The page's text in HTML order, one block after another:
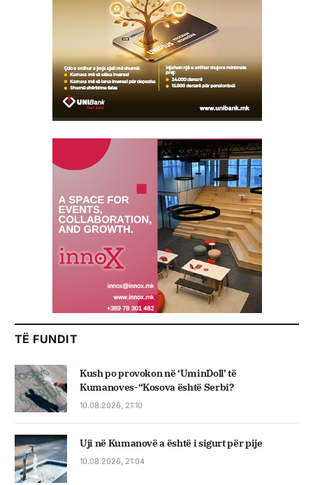
TË FUNDIT
Kush po provokon në ‘UminDoll’ të
Kumanoves-“Kosova është Serbi?
10.08.2026, 21:10
Uji në Kumanovë a është i sigurt për pije
10.08.2026, 21:04